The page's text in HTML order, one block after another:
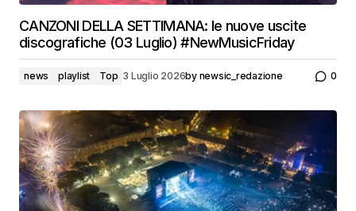
CANZONI DELLA SETTIMANA: le nuove uscite
discografiche (03 Luglio) #NewMusicFriday
news playlist Top 3 Luglio 2026by newsic_redazione 0